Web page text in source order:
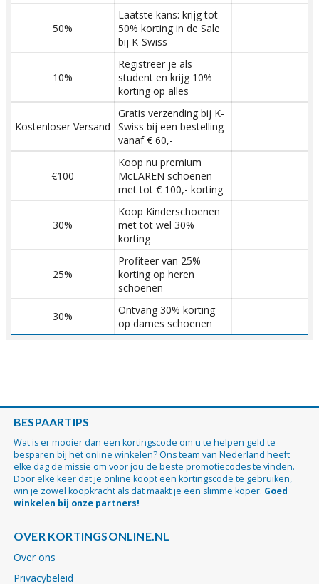
50%
Laatste kans: krijg tot
50% korting in de Sale
bij K-Swiss
10%
Registreer je als
student en krijg 10%
korting op alles
Kostenloser Versand
Gratis verzending bij K-
Swiss bij een bestelling
vanaf € 60,-
€100
Koop nu premium
McLAREN schoenen
met tot € 100,- korting
30%
Koop Kinderschoenen
met tot wel 30%
korting
25%
Profiteer van 25%
korting op heren
schoenen
30%
Ontvang 30% korting
op dames schoenen
BESPAARTIPS
Wat is er mooier dan een kortingscode om u te helpen geld te
besparen bij het online winkelen? Ons team van Nederland heeft
elke dag de missie om voor jou de beste promotiecodes te vinden.
Door elke keer dat je online koopt een kortingscode te gebruiken,
win je zowel koopkracht als dat maakt je een slimme koper. Goed
winkelen bij onze partners!
OVER KORTINGSONLINE.NL
Over ons
Privacybeleid